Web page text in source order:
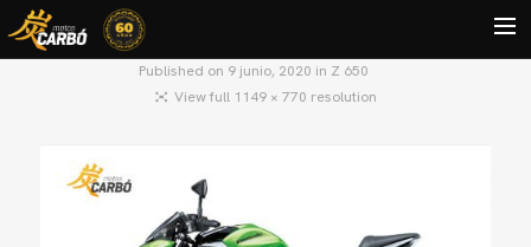
QUIÉNES SOMOS?
Published on 9 junio, 2020 in Z 650
View full 1149 × 770 resolution